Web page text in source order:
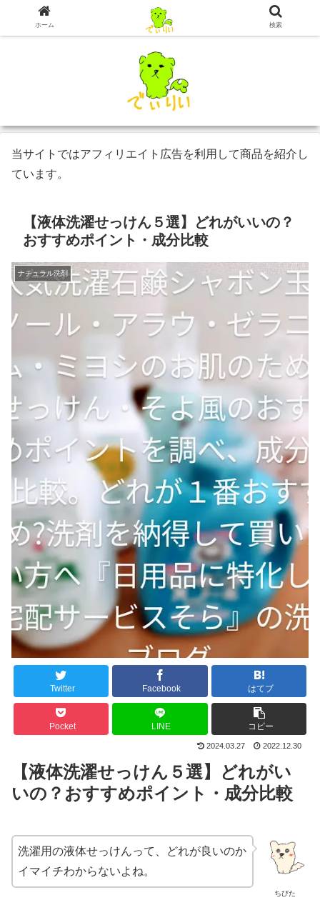
当サイトではアフィリエイト広告を利用して商品を紹介し
ています。
【液体洗濯せっけん５選】どれがいいの？
おすすめポイント・成分比較
ナチュラル洗剤
Twitter Facebook はてブ
Pocket LINE コピー
2024.03.27 2022.12.30
【液体洗濯せっけん５選】どれがい
いの？おすすめポイント・成分比較
ちびた
洗濯用の液体せっけんって、どれが良いのか
イマイチわからないよね。
ホーム 検索